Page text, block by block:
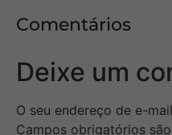
Comentários
Deixe um
O seu endereço de e-
Campos obrigatórios